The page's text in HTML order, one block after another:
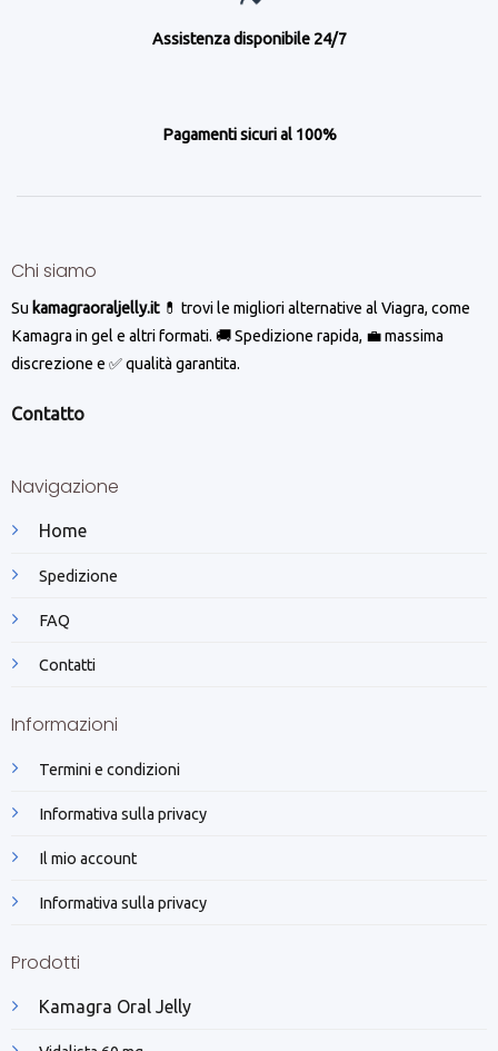
Assistenza disponibile 24/7
Pagamenti sicuri al 100%
Chi siamo
Su kamagraoraljelly.it💊 trovi le migliori alternative al Viagra, come
Kamagra in gel e altri formati. 🚚 Spedizione rapida, 💼 massima
discrezione e ✅ qualità garantita.
Contatto
Navigazione
Home
Spedizione
FAQ
Contatti
Informazioni
Termini e condizioni
Informativa sulla privacy
Il mio account
Informativa sulla privacy
Prodotti
Kamagra Oral Jelly